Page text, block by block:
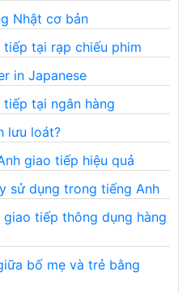
Nhật cơ bản
tại rạp chiếu phim
in Japanese
tại ngân hàng
lưu loát?
giao tiếp hiệu quả
sử dụng trong tiếng Anh
tiếp thông dụng hàng
bố mẹ và trẻ bằng